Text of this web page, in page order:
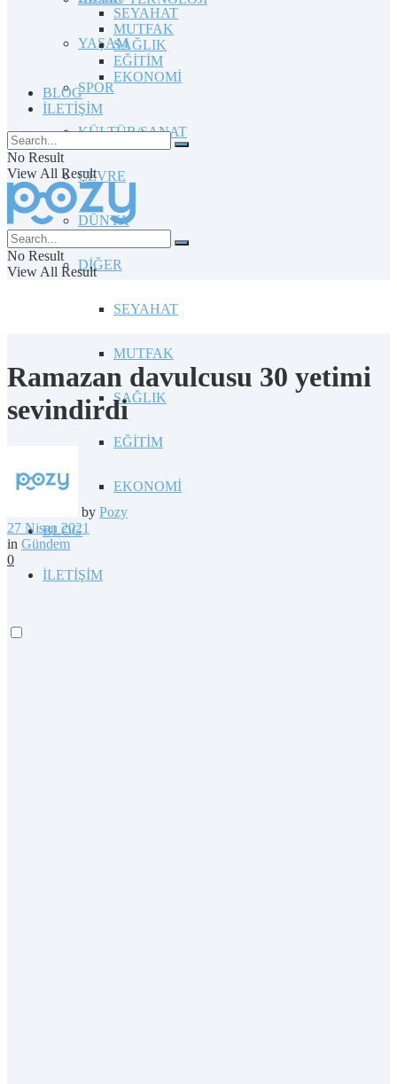
YAŞAM
SPOR
KÜLTÜR/SANAT
ÇEVRE
DÜNYA
DİĞER
SEYAHAT
MUTFAK
SAĞLIK
EĞİTİM
EKONOMİ
BLOG
İLETİŞİM
SEYAHAT
MUTFAK
SAĞLIK
EĞİTİM
EKONOMİ
BLOG
İLETİŞİM
No Result
View All Result
No Result
View All Result
Ramazan davulcusu 30 yetimi
sevindirdi
by Pozy
27 Nisan 2021
in Gündem
0